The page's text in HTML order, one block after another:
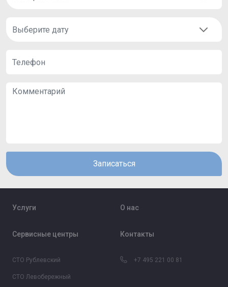
Записаться
Услуги О нас
Сервисные центры
СТО Рублевский
СТО Левобережный
Контакты
+7 495 221 00 81